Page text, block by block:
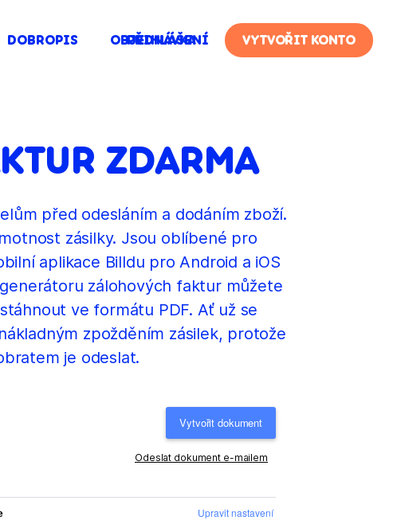
DOBROPIS OBJEDNÁVKA
PŘIHLÁŠENÍ VYTVOŘIT KONTO
ZDARMA
před odesláním a dodáním zboží.
zásilky. Jsou oblíbené pro
aplikace Billdu pro Android a iOS
zálohových faktur můžete
ve formátu PDF. Ať už se
zpožděním zásilek, protože
je odeslat.
Vytvořit dokument
Odeslat dokument e-mailem
Upravit nastavení